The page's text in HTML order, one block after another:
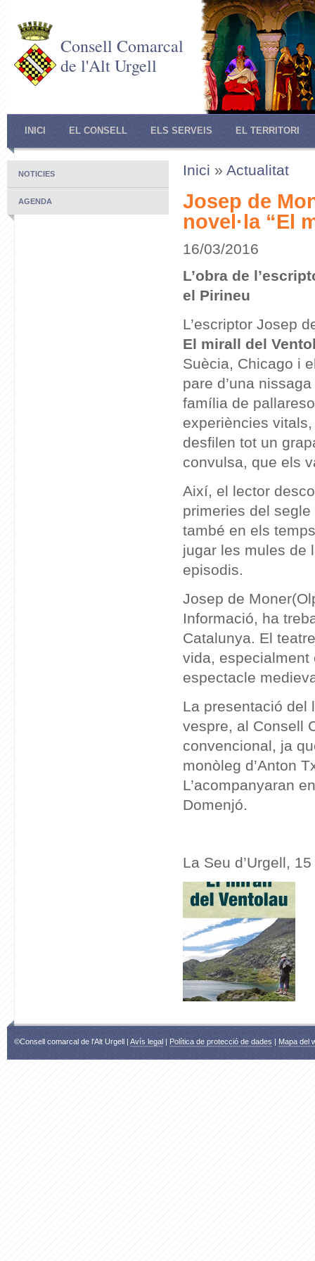
Consell Comarcal
de l'Alt Urgell
INICI EL CONSELL ELS SERVEIS EL TERRITORI
NOTICIES
AGENDA
Inici » Actualitat
Josep de
novel·la “El
16/03/2016
L’obra de
el Pirineu
L’escriptor Josep
El mirall del
Suècia, Chicago i
pare d’una
família de
experiències
desfilen tot un
convulsa, que els
Així, el lector
primeries del segle
també en els
jugar les mules de
episodis.
Josep de
Informació, ha
Catalunya. El
vida,
espectacle
La presentació del
vespre, al Consell
convencional, ja
monòleg d’Anton
L’acompanyaran
Domenjó.
La Seu d’Urgell,
©Consell comarcal de l'Alt Urgell | Avís legal | Política de protecció de dades | Mapa del